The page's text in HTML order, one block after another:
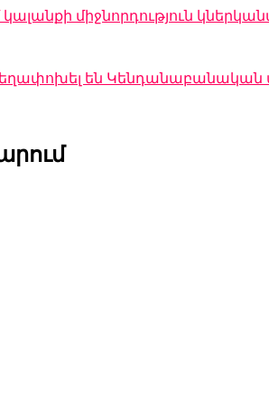
միջնորդություն
են Կենդանաբանական